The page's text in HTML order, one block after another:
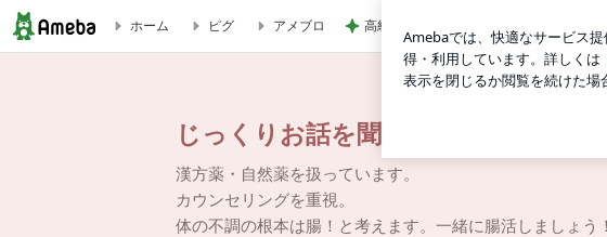
ブラックボード書き換えました！ | じっくりお話を聞く薬屋さん！フジ薬品
ホーム ピグ アメブロ 高級なお子様ランチに切ない一言
じっくりお話を聞く薬屋さん！フジ
漢方薬・自然薬を扱っています。
カウンセリングを重視。
体の不調の根本は腸！と考えます。一緒に腸活しましょう！